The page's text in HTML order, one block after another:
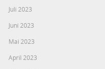
Juli 2023
Juni 2023
Mai 2023
April 2023